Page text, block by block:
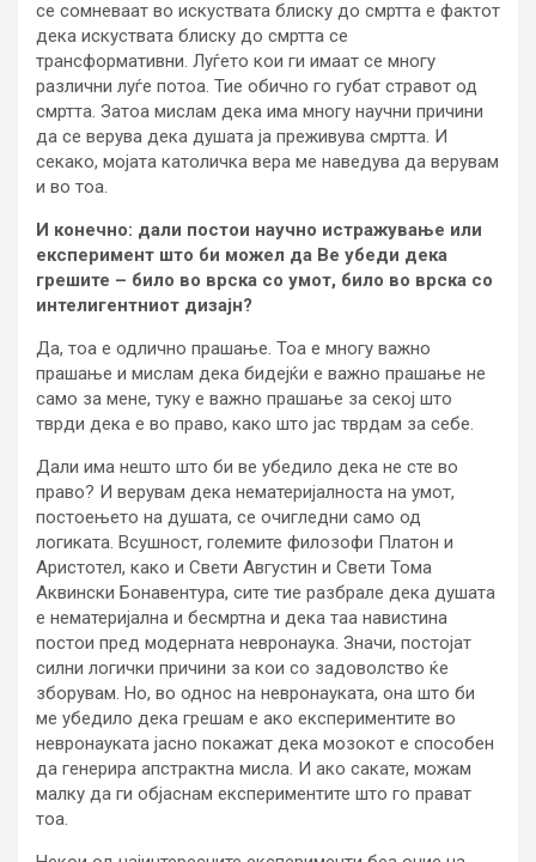
се сомневаат во искуствата блиску до смртта е фактот
дека искуствата блиску до смртта се
трансформативни. Луѓето кои ги имаат се многу
различни луѓе потоа. Тие обично го губат стравот од
смртта. Затоа мислам дека има многу научни причини
да се верува дека душата ја преживува смртта. И
секако, мојата католичка вера ме наведува да верувам
и во тоа.
И конечно: дали постои научно истражување или
експеримент што би можел да Ве убеди дека
грешите – било во врска со умот, било во врска со
интелигентниот дизајн?
Да, тоа е одлично прашање. Тоа е многу важно
прашање и мислам дека бидејќи е важно прашање не
само за мене, туку е важно прашање за секој што
тврди дека е во право, како што јас тврдам за себе.
Дали има нешто што би ве убедило дека не сте во
право? И верувам дека нематеријалноста на умот,
постоењето на душата, се очигледни само од
логиката. Всушност, големите филозофи Платон и
Аристотел, како и Свети Августин и Свети Тома
Аквински Бонавентура, сите тие разбрале дека душата
е нематеријална и бесмртна и дека таа навистина
постои пред модерната невронаука. Значи, постојат
силни логички причини за кои со задоволство ќе
зборувам. Но, во однос на невронауката, она што би
ме убедило дека грешам е ако експериментите во
невронауката јасно покажат дека мозокот е способен
да генерира апстрактна мисла. И ако сакате, можам
малку да ги објаснам експериментите што го прават
тоа.